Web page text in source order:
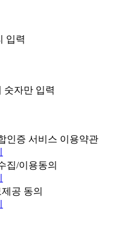
입력
숫자만 입력
인증 서비스 이용약관
집/이용동의
공 동의